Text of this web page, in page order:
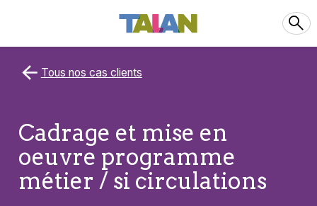
Tous nos cas clients
Cadrage et mise en
oeuvre programme
métier / si circulations